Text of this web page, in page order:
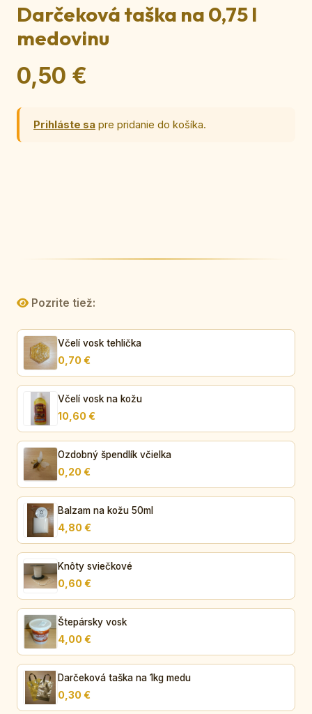
Darčeková taška na 0,75 l
medovinu
0,50 €
Prihláste sa pre pridanie do košíka.
Pozrite tiež:
Včelí vosk tehlička
0,70 €
Včelí vosk na kožu
10,60 €
Ozdobný špendlík včielka
0,20 €
Balzam na kožu 50ml
4,80 €
Knôty sviečkové
0,60 €
Štepársky vosk
4,00 €
Darčeková taška na 1kg medu
0,30 €